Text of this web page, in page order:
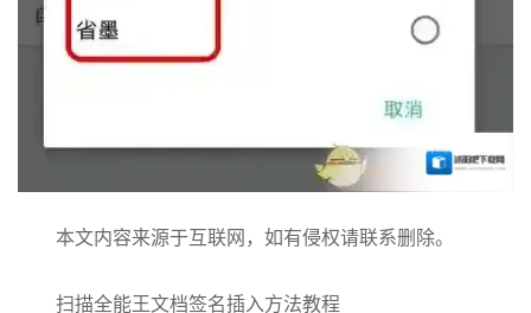
本文内容来源于互联网，如有侵权请联系删除。
扫描全能王文档签名插入方法教程